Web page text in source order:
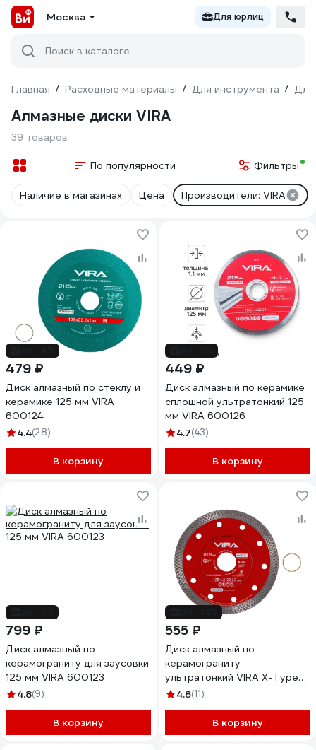
Москва Для юрлиц
Поиск в каталоге
Главная / Расходные материалы / Для инструмента / Для
Алмазные диски VIRA
39 товаров
По популярности Фильтры
Наличие в магазинах Цена Производители: VIRA
479 ₽
Диск алмазный по стеклу и
керамике 125 мм VIRA
600124
4.4(28)
В корзину
449 ₽
Диск алмазный по керамике
сплошной ультратонкий 125
мм VIRA 600126
4.7(43)
В корзину
799 ₽
Диск алмазный по
керамограниту для заусовки
125 мм VIRA 600123
4.8(9)
В корзину
555 ₽
Диск алмазный по
керамограниту
ультратонкий VIRA X-Type
125х1.2 мм 605122
4.8(11)
В корзину